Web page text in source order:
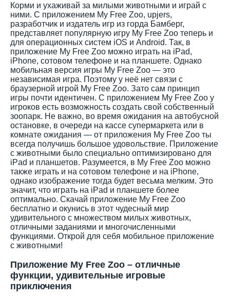
Корми и ухаживай за милыми животными и играй с
ними. С приложением My Free Zoo, upjers,
разработчик и издатель игр из горда Бамберг,
представляет популярную игру My Free Zoo теперь и
для операционных систем iOS и Android. Так, в
приложение My Free Zoo можно играть на iPad,
iPhone, сотовом телефоне и на планшете. Однако
мобильная версия игры My Free Zoo — это
независимая игра. Поэтому у неё нет связи с
браузерной игрой My Free Zoo. Зато сам принцип
игры почти идентичен. С приложением My Free Zoo у
игроков есть возможность создать свой собственный
зоопарк. Не важно, во время ожидания на автобусной
остановке, в очереди на кассе супермаркета или в
комнате ожидания — от приложения My Free Zoo ты
всегда получишь большое удовольствие. Приложение
с животными было специально оптимизировано для
iPad и планшетов. Разумеется, в My Free Zoo можно
также играть и на сотовом телефоне и на iPhone,
однако изображение тогда будет весьма мелким. Это
значит, что играть на iPad и планшете более
оптимально. Скачай приложение My Free Zoo
бесплатно и окунись в этот чудесный мир
удивительного с множеством милых животных,
отличными заданиями и многочисленными
функциями. Открой для себя мобильное приложение
с животными!
Приложение My Free Zoo – отличные
функции, удивительные игровые
приключения